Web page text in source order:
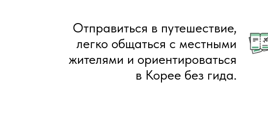
Отправиться в путешествие,
легко общаться с местными
жителями и ориентироваться
в Корее без гида.